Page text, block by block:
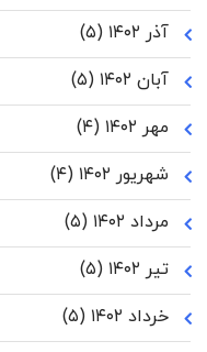
آذر ۱۴۰۲
(۵)
آبان ۱۴۰۲
(۵)
مهر ۱۴۰۲
(۴)
شهریور ۱۴۰۲
(۴)
مرداد ۱۴۰۲
(۵)
تیر ۱۴۰۲
(۵)
خرداد ۱۴۰۲
(۵)